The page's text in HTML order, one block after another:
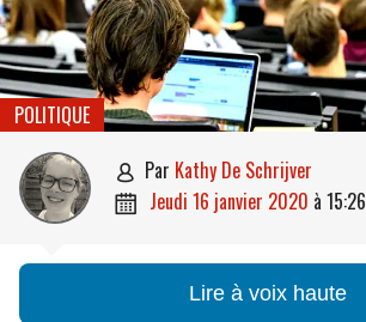
POLITIQUE
 par Kathy De Schrijver
 jeudi 16 janvier 2020 à 15:26
Lire à voix haute